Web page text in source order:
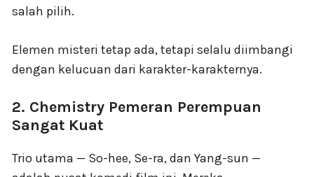
salah pilih.
Elemen misteri tetap ada, tetapi selalu diimbangi
dengan kelucuan dari karakter-karakternya.
2. Chemistry Pemeran Perempuan
Sangat Kuat
Trio utama — So-hee, Se-ra, dan Yang-sun —